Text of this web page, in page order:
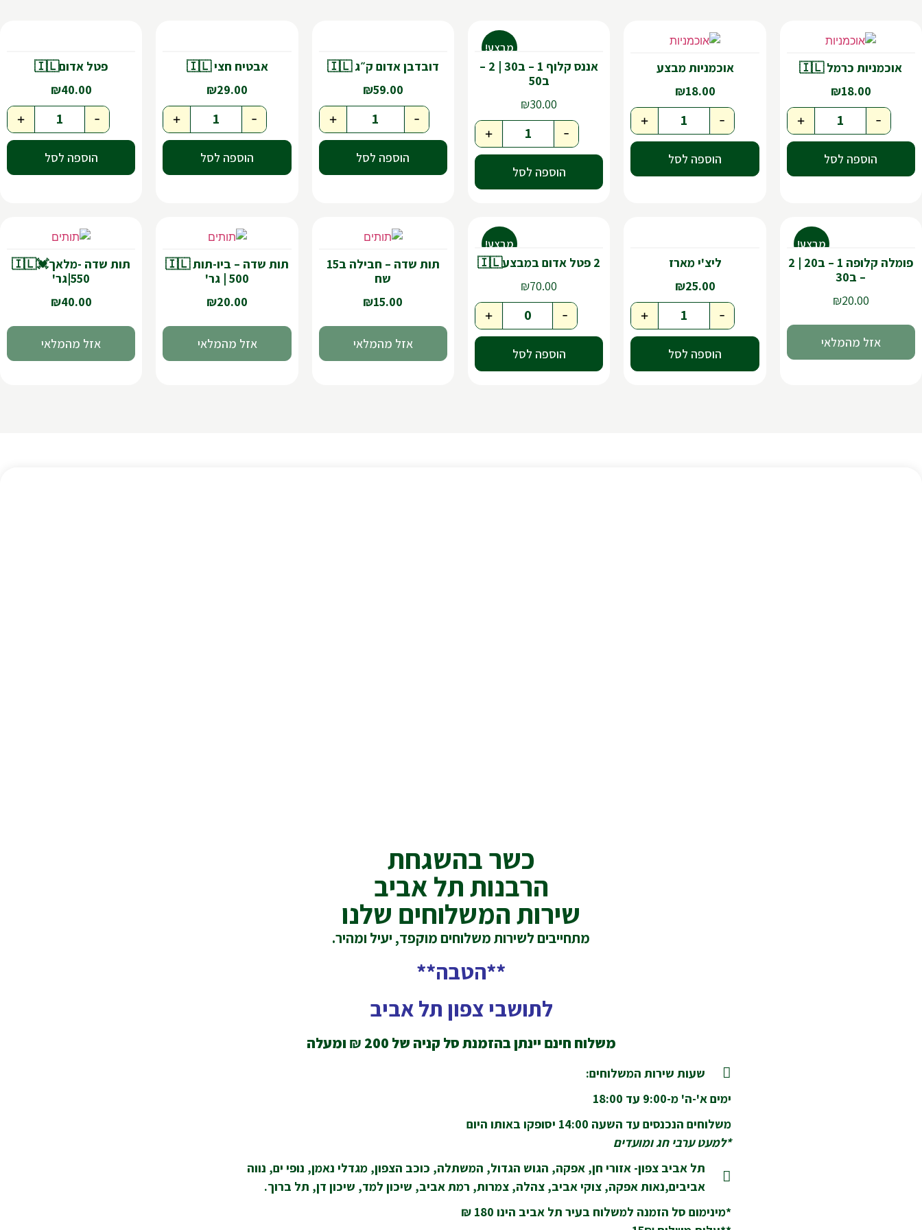
אוכמניות כרמל 🇮🇱
₪18.00
-
+
הוספה לסל
אוכמניות מבצע
₪18.00
-
+
הוספה לסל
מבצע!
אננס קלוף 1 – ב30 | 2 –
ב50
₪30.00
-
+
הוספה לסל
דובדבן אדום ק״ג 🇮🇱
₪59.00
-
+
הוספה לסל
אבטיח חצי 🇮🇱
₪29.00
-
+
הוספה לסל
פטל אדום🇮🇱
₪40.00
-
+
הוספה לסל
מבצע!
פומלה קלופה 1 – ב20 | 2
– ב30
₪20.00
ליצ'י מארז
₪25.00
-
+
הוספה לסל
מבצע!
2 פטל אדום במבצע🇮🇱
₪70.00
-
+
הוספה לסל
תות שדה – חבילה ב15
שח
₪15.00
תות שדה – ביו-תות 🇮🇱
| 500 גר'
₪20.00
תות שדה -מלאך💓🇮🇱
|550גר'
₪40.00
כשר בהשגחת
הרבנות תל אביב
שירות המשלוחים שלנו
מתחייבים לשירות משלוחים מוקפד, יעיל ומהיר.
**הטבה**
לתושבי צפון תל אביב
משלוח חינם יינתן בהזמנת סל קניה של 200 ₪ ומעלה
שעות שירות המשלוחים:
ימים א'-ה' מ-9:00 עד 18:00
משלוחים הנכנסים עד השעה 14:00 יסופקו באותו היום
*למעט ערבי חג ומועדים
תל אביב צפון- אזורי חן, אפקה, הגוש הגדול, המשתלה, כוכב הצפון, מגדלי נאמן, נופי ים, נווה
אביבים,נאות אפקה, צוקי אביב, צהלה, צמרות, רמת אביב, שיכון למד, שיכון דן, תל ברוך.
*מינימום סל הזמנה למשלוח בעיר תל אביב הינו 180 ₪